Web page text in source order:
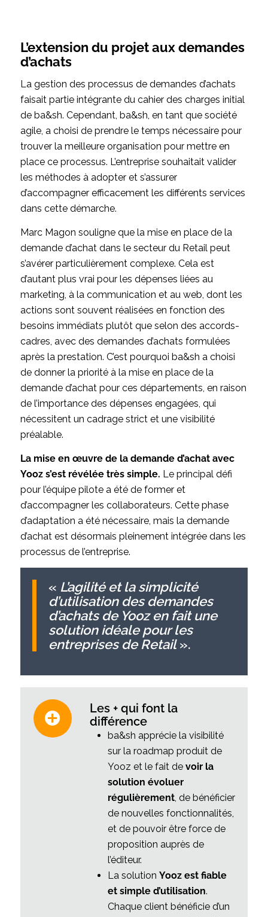
L’extension du projet aux demandes
d’achats
La gestion des processus de demandes d’achats
faisait partie intégrante du cahier des charges initial
de ba&sh. Cependant, ba&sh, en tant que société
agile, a choisi de prendre le temps nécessaire pour
trouver la meilleure organisation pour mettre en
place ce processus. L’entreprise souhaitait valider
les méthodes à adopter et s’assurer
d’accompagner efficacement les différents services
dans cette démarche.
Marc Magon souligne que la mise en place de la
demande d’achat dans le secteur du Retail peut
s’avérer particulièrement complexe. Cela est
d’autant plus vrai pour les dépenses liées au
marketing, à la communication et au web, dont les
actions sont souvent réalisées en fonction des
besoins immédiats plutôt que selon des accords-
cadres, avec des demandes d’achats formulées
après la prestation. C’est pourquoi ba&sh a choisi
de donner la priorité à la mise en place de la
demande d’achat pour ces départements, en raison
de l’importance des dépenses engagées, qui
nécessitent un cadrage strict et une visibilité
préalable.
La mise en œuvre de la demande d’achat avec
Yooz s’est révélée très simple. Le principal défi
pour l’équipe pilote a été de former et
d’accompagner les collaborateurs. Cette phase
d’adaptation a été nécessaire, mais la demande
d’achat est désormais pleinement intégrée dans les
processus de l’entreprise.
« L’agilité et la simplicité
d’utilisation des demandes
d’achats de Yooz en fait une
solution idéale pour les
entreprises de Retail».
Les + qui font la
différence
ba&sh apprécie la visibilité
sur la roadmap produit de
Yooz et le fait de voir la
solution évoluer
régulièrement, de bénéficier
de nouvelles fonctionnalités,
et de pouvoir être force de
proposition auprès de
l’éditeur.
La solution Yooz est fiable
et simple d’utilisation.
Chaque client bénéficie d’un